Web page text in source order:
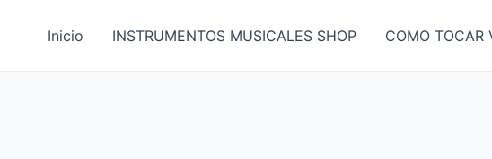
Inicio INSTRUMENTOS MUSICALES SHOP COMO TOCAR